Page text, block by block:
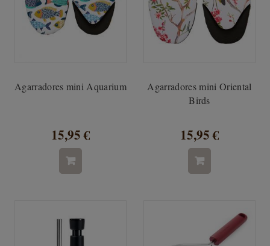
Agarradores mini Aquarium
15,95 €
Agarradores mini Oriental
Birds
15,95 €